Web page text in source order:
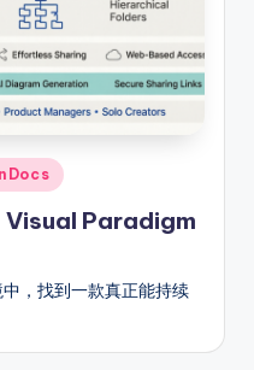
Visual Paradigm
，找到一款真正能持续